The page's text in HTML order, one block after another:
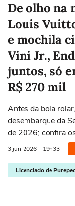
De olho na
Louis
e mochila
Vini Jr.,
juntos, só
R$ 270 mil
Antes da bola
desembarque da
de 2026; confira
3 jun 2026 - 19h33
Licenciado de